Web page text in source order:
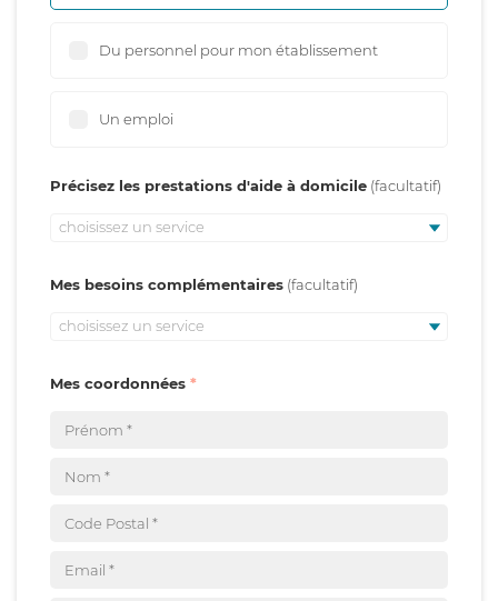
Du personnel pour mon établissement
Un emploi
Précisez les prestations d'aide à domicile
choisissez un service
Mes besoins complémentaires
choisissez un service
Mes coordonnées